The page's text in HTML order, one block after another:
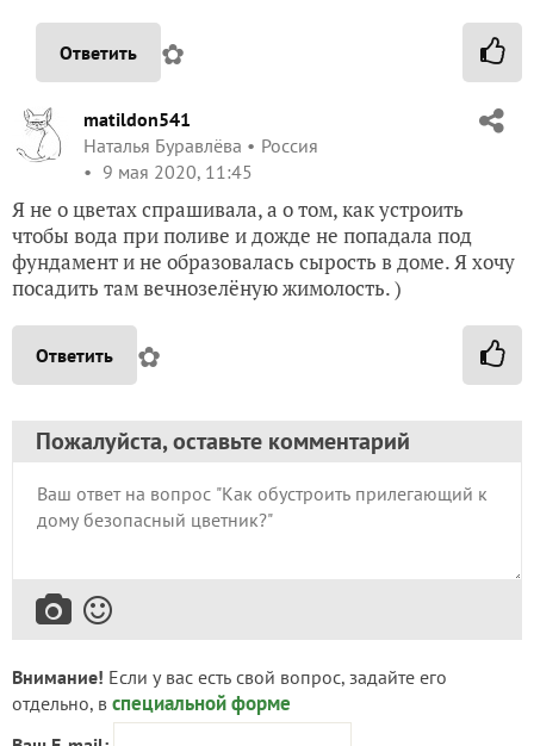
Ответить ✿
matildon541
Наталья Буравлёва
Россия
9 мая 2020, 11:45
Я не о цветах спрашивала, а о том, как устроить
чтобы вода при поливе и дожде не попадала под
фундамент и не образовалась сырость в доме. Я хочу
посадить там вечнозелёную жимолость. )
Ответить ✿
Пожалуйста, оставьте комментарий
Внимание! Если у вас есть свой вопрос, задайте его
отдельно, в специальной форме